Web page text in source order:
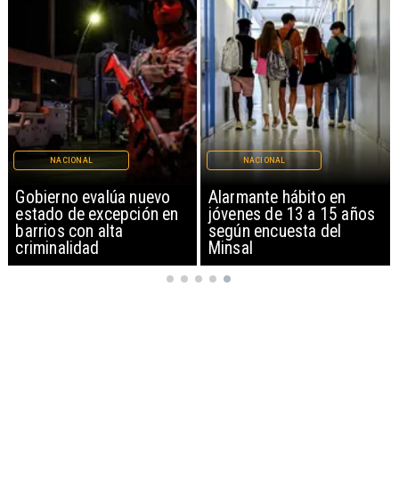
Gobierno evalúa nuevo
estado de excepción en
barrios con alta
criminalidad
NACIONAL
Alarmante hábito en
jóvenes de 13 a 15 años
según encuesta del
Minsal
NACIONAL